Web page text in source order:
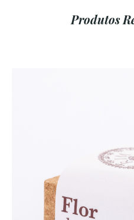
Produtos